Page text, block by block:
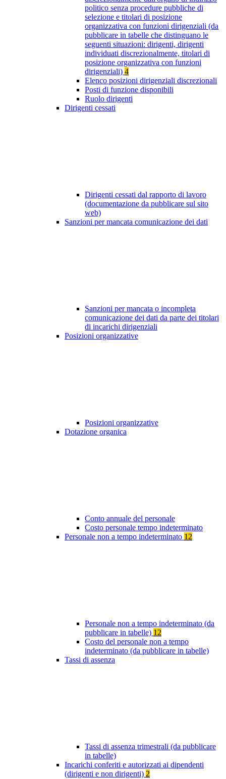
politico senza procedure pubbliche di
selezione e titolari di posizione
organizzativa con funzioni dirigenziali (da
pubblicare in tabelle che distinguano le
seguenti situazioni: dirigenti, dirigenti
individuati discrezionalmente, titolari di
posizione organizzativa con funzioni
dirigenziali) 4
Elenco posizioni dirigenziali discrezionali
Posti di funzione disponibili
Ruolo dirigenti
Dirigenti cessati
Dirigenti cessati dal rapporto di lavoro
(documentazione da pubblicare sul sito
web)
Sanzioni per mancata comunicazione dei dati
Sanzioni per mancata o incompleta
comunicazione dei dati da parte dei titolari
di incarichi dirigenziali
Posizioni organizzative
Posizioni organizzative
Dotazione organica
Conto annuale del personale
Costo personale tempo indeterminato
Personale non a tempo indeterminato 12
Personale non a tempo indeterminato (da
pubblicare in tabelle) 12
Costo del personale non a tempo
indeterminato (da pubblicare in tabelle)
Tassi di assenza
Tassi di assenza trimestrali (da pubblicare
in tabelle)
Incarichi conferiti e autorizzati ai dipendenti
(dirigenti e non dirigenti) 2